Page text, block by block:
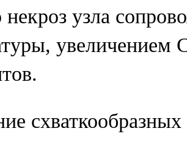
узла
увеличением